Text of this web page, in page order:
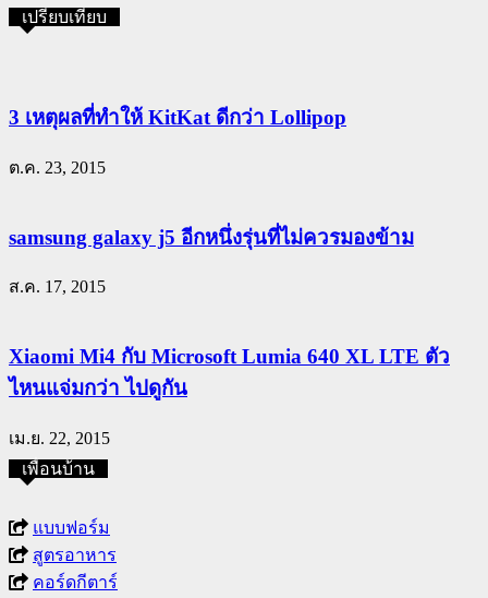
เปรียบเทียบ
3 เหตุผลที่ทำให้ KitKat ดีกว่า Lollipop
ต.ค. 23, 2015
samsung galaxy j5 อีกหนึ่งรุ่นที่ไม่ควรมองข้าม
ส.ค. 17, 2015
Xiaomi Mi4 กับ Microsoft Lumia 640 XL LTE ตัว
ไหนแจ่มกว่า ไปดูกัน
เม.ย. 22, 2015
เพื่อนบ้าน
แบบฟอร์ม
สูตรอาหาร
คอร์ดกีตาร์